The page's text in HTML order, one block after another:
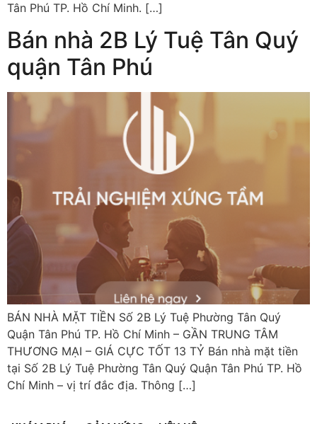
Tân Phú TP. Hồ Chí Minh. […]
Bán nhà 2B Lý Tuệ Tân Quý
quận Tân Phú
BÁN NHÀ MẶT TIỀN Số 2B Lý Tuệ Phường Tân Quý
Quận Tân Phú TP. Hồ Chí Minh – GẦN TRUNG TÂM
THƯƠNG MẠI – GIÁ CỰC TỐT 13 TỶ Bán nhà mặt tiền
tại Số 2B Lý Tuệ Phường Tân Quý Quận Tân Phú TP. Hồ
Chí Minh – vị trí đắc địa. Thông […]